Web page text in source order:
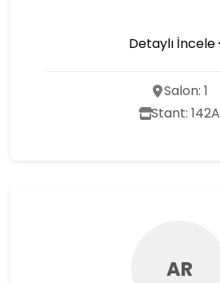
Detaylı İncele
Salon: 1
Stant: 142A
AR